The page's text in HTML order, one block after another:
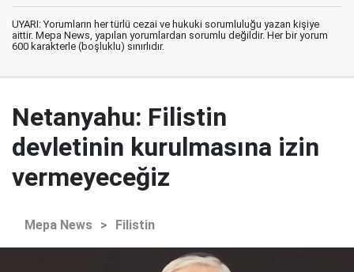
UYARI: Yorumların her türlü cezai ve hukuki sorumluluğu yazan kişiye
aittir. Mepa News, yapılan yorumlardan sorumlu değildir. Her bir yorum
600 karakterle (boşluklu) sınırlıdır.
Netanyahu: Filistin
devletinin kurulmasına izin
vermeyeceğiz
Mepa News > Filistin